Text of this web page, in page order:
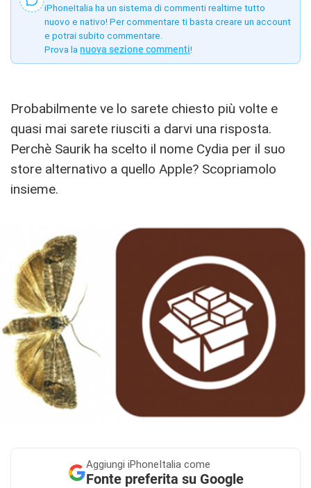
iPhoneItalia ha un sistema di commenti realtime tutto
nuovo e nativo! Per commentare ti basta creare un account
e potrai subito commentare.
Prova la nuova sezione commenti!
Probabilmente ve lo sarete chiesto più volte e
quasi mai sarete riusciti a darvi una risposta.
Perchè Saurik ha scelto il nome Cydia per il suo
store alternativo a quello Apple? Scopriamolo
insieme.
Aggiungi iPhoneItalia come
Fonte preferita su Google